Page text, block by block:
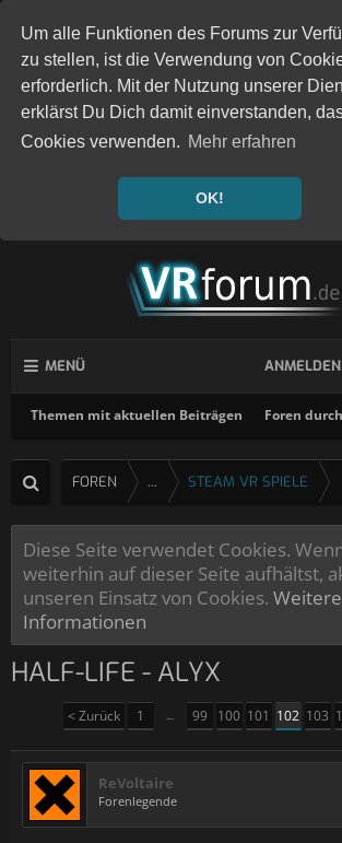
Um alle Funktionen des Forums zur
zu stellen, ist die Verwendung von
erforderlich. Mit der Nutzung unserer
erklärst Du Dich damit einverstanden,
Cookies verwenden. Mehr erfahren
OK!
MENÜ
Themen mit aktuellen Beiträgen Foren
ANMELDEN
FOREN ... STEAM VR SPIELE
Diese Seite verwendet Cookies.
weiterhin auf dieser Seite aufhältst,
unseren Einsatz von Cookies. Weitere
Informationen
HALF-LIFE - ALYX
< Zurück 1 ← 99 100 101 102 103
ReVoltaire
Forenlegende